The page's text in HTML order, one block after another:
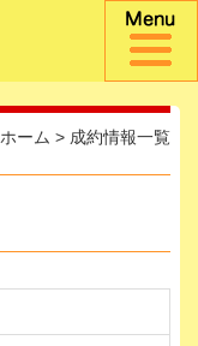
ホーム > 成約情報一覧